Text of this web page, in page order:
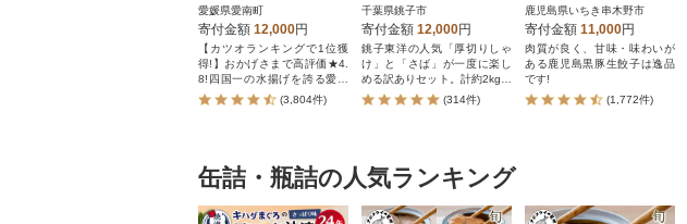
価★4.8 訳あり かつお
のたたき 2.5kg
愛媛県愛南町
寄付金額 12,000円
【カツオランキングで1位獲
得!】おかげさまで高評価★4.
8!四国一の水揚げを誇る愛媛
県愛南町のかつお。愛媛はみ
す。形や大きさは不揃いです
が、味は訳なし!人気のかつお
さい。鰹のタタキ かつおたた
(3,804件)
ーレ約1kg 合計約2.0kg
【さとふる限定】
千葉県銚子市
寄付金額 12,000円
銚子東洋の人気「厚切りしゃ
け」と「さば」が一度に楽し
める訳ありセット。計約2kgを
お届けします!
(314件)
付き!国産野菜使用
鹿児島県いちき串木野市
寄付金額 11,000円
肉質が良く、甘味・味わいが
ある鹿児島黒豚生餃子は逸品
です!
(1,772件)
缶詰・瓶詰の人気ランキング